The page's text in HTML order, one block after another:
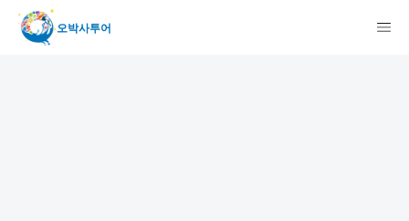
오박사투어